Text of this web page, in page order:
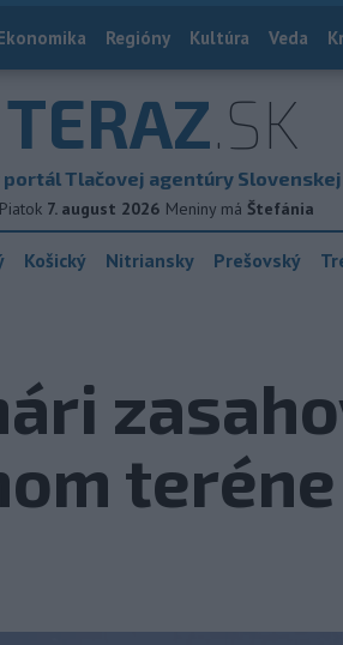
Regióny Kultúra Veda
TERAZ.SK
portál Tlačovej agentúry
Piatok 7. august 2026 Meniny má Štefánia
Košický Nitriansky Prešovský
teréne